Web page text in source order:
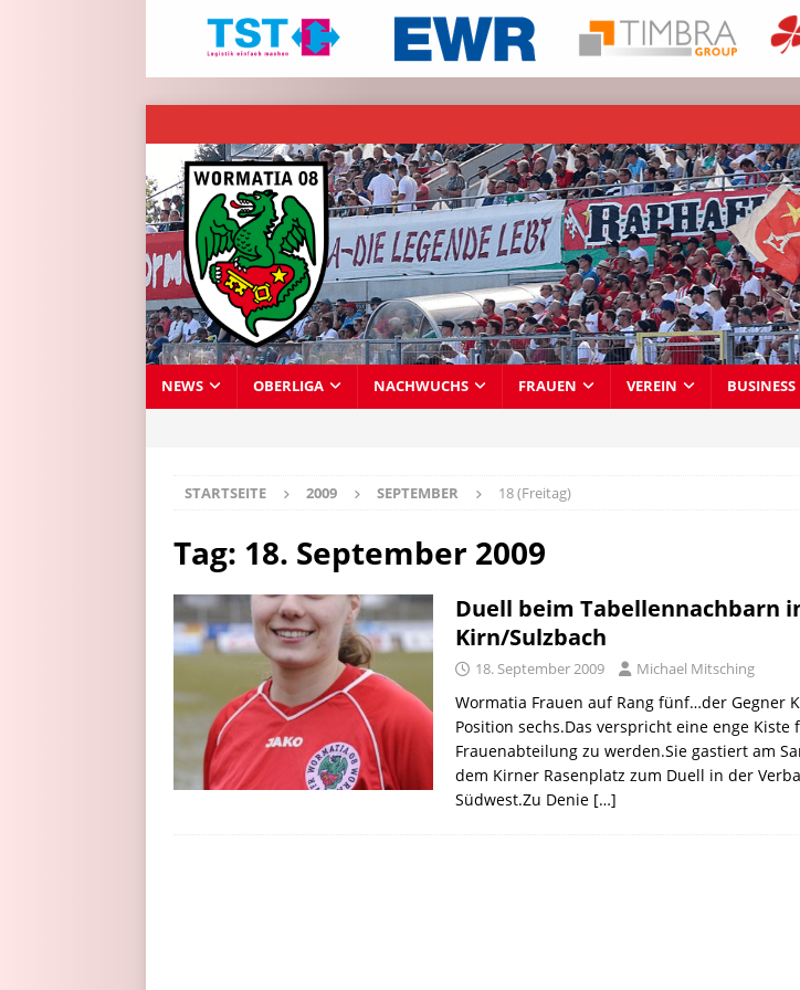
NEWS OBERLIGA NACHWUCHS FRAUEN VEREIN BUSINESS
STARTSEITE 2009 SEPTEMBER 18 (Freitag)
Tag: 18. September 2009
Duell beim Tabellennachbarn
Kirn/Sulzbach
18. September 2009 Michael Mitsching
Wormatia Frauen auf Rang fünf…der Gegner
Position sechs.Das verspricht eine enge Kiste
Frauenabteilung zu werden.Sie gastiert am
dem Kirner Rasenplatz zum Duell in der
Südwest.Zu Denie […]